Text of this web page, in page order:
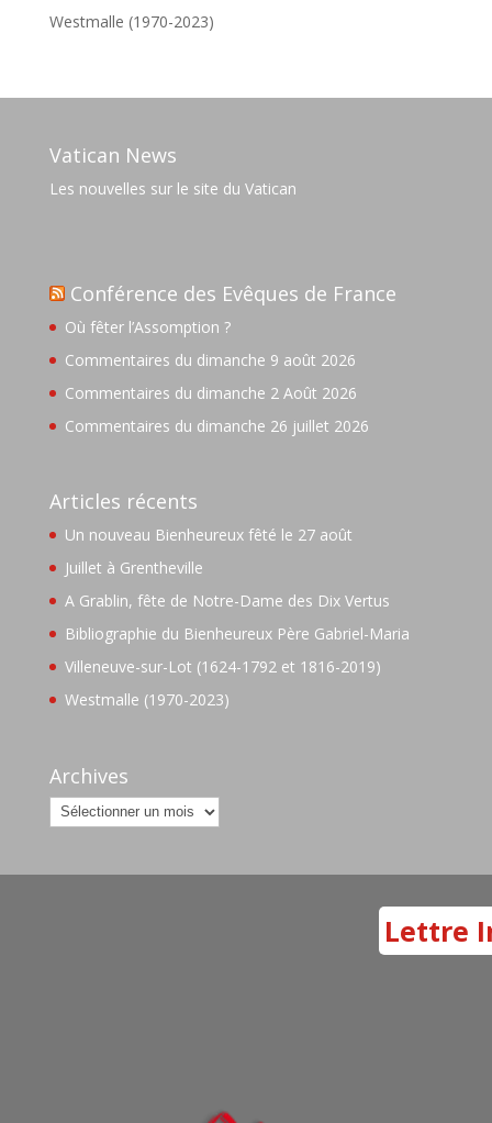
Westmalle (1970-2023)
Vatican News
Les nouvelles sur le site du Vatican
Conférence des Evêques de France
Où fêter l’Assomption ?
Commentaires du dimanche 9 août 2026
Commentaires du dimanche 2 Août 2026
Commentaires du dimanche 26 juillet 2026
Articles récents
Un nouveau Bienheureux fêté le 27 août
Juillet à Grentheville
A Grablin, fête de Notre-Dame des Dix Vertus
Bibliographie du Bienheureux Père Gabriel-Maria
Villeneuve-sur-Lot (1624-1792 et 1816-2019)
Westmalle (1970-2023)
Archives
Archives
Lettre